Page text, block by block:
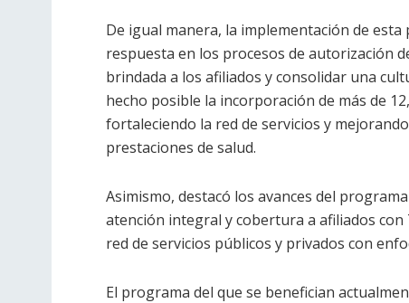
De igual manera, la implementación de
respuesta en los procesos de autorización
brindada a los afiliados y consolidar una
hecho posible la incorporación de más de
fortaleciendo la red de servicios y
prestaciones de salud.
Asimismo, destacó los avances del programa
atención integral y cobertura a afiliados
red de servicios públicos y privados con
El programa del que se benefician